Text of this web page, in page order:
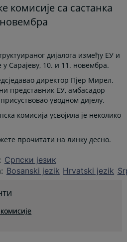
комисије са састанка
дијалога између ЕУ и
Сарајеву, 10. и 11. новембра.
директор Пјер Мирел.
представник ЕУ, амбасадор
уводном дијелу.
комисија усвојила је неколико
прочитати на линку десно.
: Српски језик
: Bosanski jezik Hrvatski jezik